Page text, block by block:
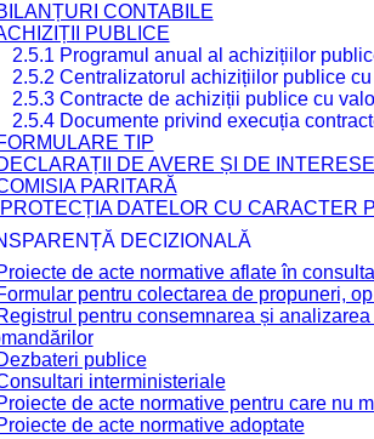
CONTABILE
PUBLICE
2.5.1 Programul anual al achizițiilor
2.5.2 Centralizatorul achizițiilor publice
2.5.3 Contracte de achiziții publice cu
2.5.4 Documente privind execuția
TIP
DE AVERE ȘI DE INTERESE
PARITARĂ
DATELOR CU CARACTER
DECIZIONALĂ
de acte normative aflate în
pentru colectarea de propuneri,
pentru consemnarea și
publice
interministeriale
de acte normative pentru care nu
de acte normative adoptate